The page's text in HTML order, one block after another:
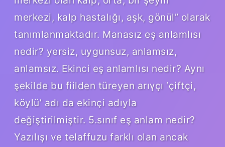
merkezi, kalp hastalığı, aşk, gönül” olarak
tanımlanmaktadır. Manasız eş anlamlısı
nedir? yersiz, uygunsuz, anlamsız,
anlamsız. Ekinci eş anlamlısı nedir? Aynı
şekilde bu fiilden türeyen arıγçı ‘çiftçi,
köylü’ adı da ekinçi adıyla
değiştirilmiştir. 5.sınıf eş anlam nedir?
Yazılışı ve telaffuzu farklı olan ancak